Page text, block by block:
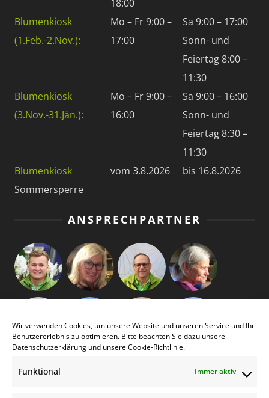
Wir verwenden Cookies, um unsere Website und unseren Service und Ihr
Benutzererlebnis zu optimieren. Bitte beachten Sie dazu unsere
Datenschutzerklärung und unsereCookie-Richtlinie.
Funktional Immer aktiv
18:00
Blumenkiosk
(1.Feb.-2.Nov.):
Mo – Fr 9:00 –
17:00
Sa 9:00 – 17:00
Sonn- und
Feiertag 8:00 –
11:30
Blumenkiosk
(3.Nov.-31.Jän.):
Mo – Fr 9:00 –
16:00
Sa 9:00 – 16:00
Sonn- und
Feiertag 8:30 –
11:30
Blumenkiosk
Sommersperre
vom 3.8.2026 bis 16.8.2026
ANSPRECHPARTNER